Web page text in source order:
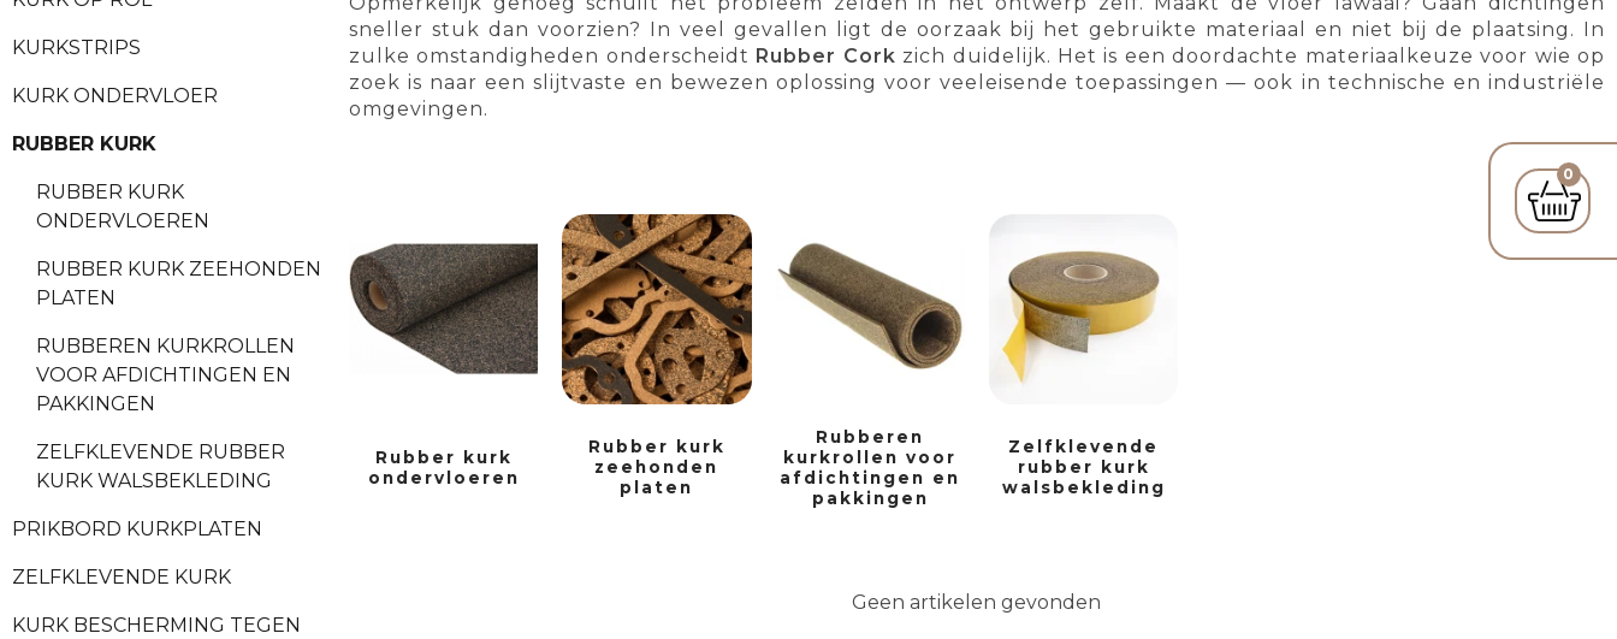
0
KURKSTRIPS
KURK ONDERVLOER
RUBBER KURK
RUBBER KURK
ONDERVLOEREN
RUBBER KURK ZEEHONDEN
PLATEN
RUBBEREN KURKROLLEN
VOOR AFDICHTINGEN EN
PAKKINGEN
ZELFKLEVENDE RUBBER
KURK WALSBEKLEDING
PRIKBORD KURKPLATEN
ZELFKLEVENDE KURK
KURK BESCHERMING TEGEN
sneller stuk dan voorzien? In veel gevallen ligt de oorzaak bij het gebruikte materiaal en niet bij de plaatsing. In
zulke omstandigheden onderscheidt Rubber Cork zich duidelijk. Het is een doordachte materiaalkeuze voor wie op
zoek is naar een slijtvaste en bewezen oplossing voor veeleisende toepassingen — ook in technische en industriële
omgevingen.
Rubber kurk
ondervloeren
Rubber kurk
zeehonden
platen
Rubberen
kurkrollen voor
afdichtingen en
pakkingen
Zelfklevende
rubber kurk
walsbekleding
Geen artikelen gevonden